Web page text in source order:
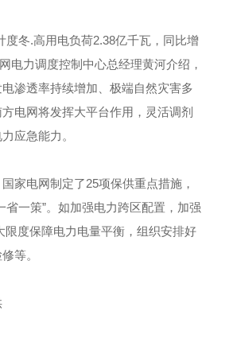
度冬.高用电负荷2.38亿千瓦，同比增
电力调度控制中心总经理黄河介绍，
渗透率持续增加、极端自然灾害多
电网将发挥大平台作用，灵活调剂
应急能力。
家电网制定了25项保供重点措施，
省一策”。如加强电力跨区配置，加强
限度保障电力电量平衡，组织安排好
等。